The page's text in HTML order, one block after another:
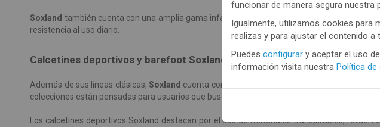
Soxland también cuenta con una amplia gama infantil, desde modelos básicos escolares
resistencia al uso diario.
Calcetines deportivos y barefoot Soxland
Además de sus líneas clásicas, Soxland cuenta con una gama especializada en
colecciones están pensadas para usuarios que buscan rendimiento, ligereza y una
Los calcetines deportivos Soxland destacan por el uso de materiales transpirables,
funcionar de manera segura nuestra
Igualmente, utilizamos cookies para
realizas y para ajustar el contenido
Puedes configurar y aceptar el uso
información visita nuestra Política de